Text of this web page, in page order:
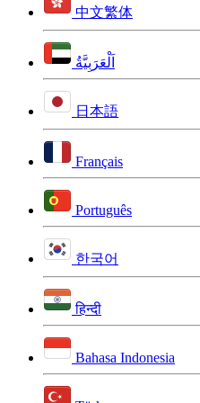
中文繁体
اَلْعَرَبِيَّةُ
日本語
Français
Português
한국어
हिन्दी
Bahasa Indonesia